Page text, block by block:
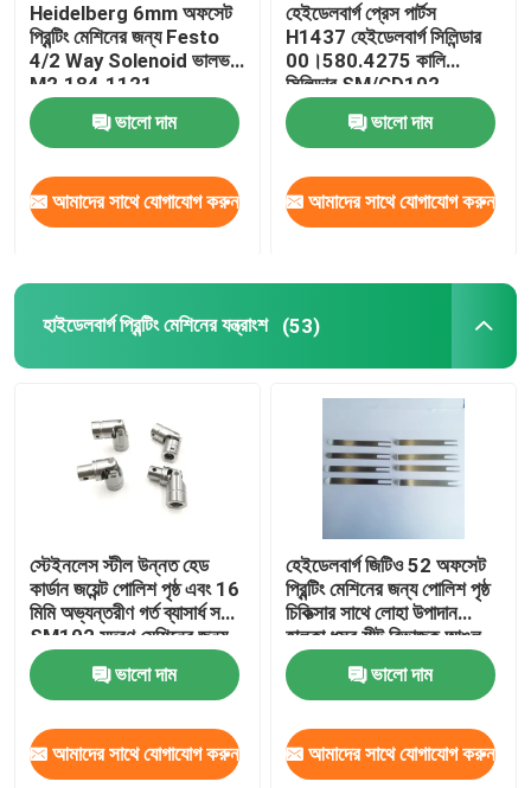
Heidelberg 6mm অফসেট
প্রিন্টিং মেশিনের জন্য Festo
4/2 Way Solenoid ভালভ
M2.184.1121
ভালো দাম
আমাদের সাথে যোগাযোগ করুন
হেইডেলবার্গ প্রেস পার্টস
H1437 হেইডেলবার্গ সিলিন্ডার
00।580.4275 কালি
সিলিন্ডার SM/CD102
SM74/52 অফসেট প্রিন্টিং
ভালো দাম
আমাদের সাথে যোগাযোগ করুন
হাইডেলবার্গ প্রিন্টিং মেশিনের যন্ত্রাংশ (53)
স্টেইনলেস স্টীল উন্নত হেড
কার্ডান জয়েন্ট পোলিশ পৃষ্ঠ এবং 16
মিমি অভ্যন্তরীণ গর্ত ব্যাসার্ধ সঙ্গে
SM102 মুদ্রণ মেশিনের জন্য
ভালো দাম
আমাদের সাথে যোগাযোগ করুন
হেইডেলবার্গ জিটিও 52 অফসেট
প্রিন্টিং মেশিনের জন্য পোলিশ পৃষ্ঠ
চিকিত্সার সাথে লোহা উপাদান
হালকা ধূসর শীট বিভাজক আঙুল
ভালো দাম
আমাদের সাথে যোগাযোগ করুন